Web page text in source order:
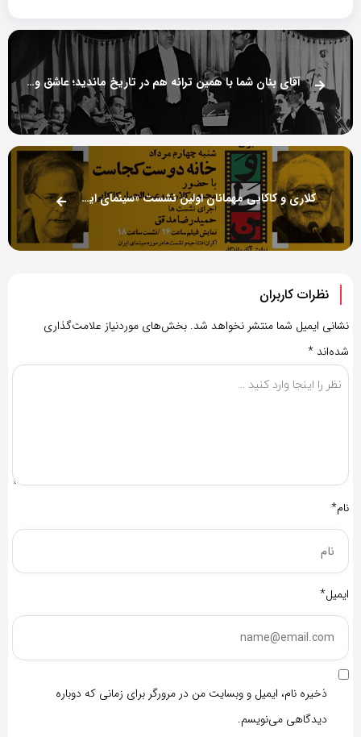
آقای بنان شما با همین ترانه هم در تاریخ ماندید؛ عاشق و دلبسته این خاکم
کلاری و کاکایی مهمانان اولین نشست «سینمای ایران برای وطن»
نظرات کاربران
نشانی ایمیل شما منتشر نخواهد شد. بخش‌های موردنیاز علامت‌گذاری
شده‌اند *
نام*
ایمیل*
ذخیره نام، ایمیل و وبسایت من در مرورگر برای زمانی که دوباره
دیدگاهی می‌نویسم.